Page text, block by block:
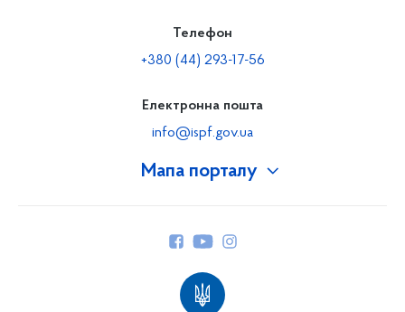
Мапа порталу
Телефон
+380 (44) 293-17-56
Електронна пошта
info@ispf.gov.ua